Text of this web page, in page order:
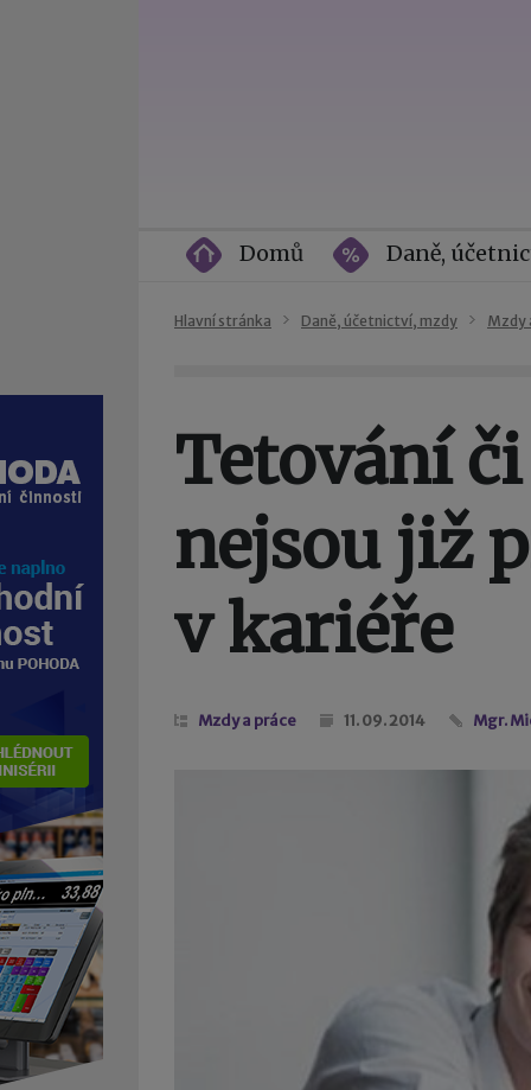
Domů Daně,
Hlavní stránka Daně, účetnictví, mzdy Mzdy
Tetování
nejsou již
v kariéře
Mzdy a práce 11. 09. 2014 Mgr.